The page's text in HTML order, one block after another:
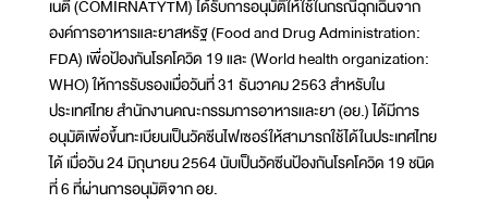
เนตี (COMIRNATYTM) ได้รับการอนุมัติให้ใช้ในกรณีฉุกเฉินจาก
องค์การอาหารและยาสหรัฐ (Food and Drug Administration:
FDA) เพื่อป้องกันโรคโควิด 19 และ (World health organization:
WHO) ให้การรับรองเมื่อวันที่ 31 ธันวาคม 2563 สำหรับใน
ประเทศไทย สำนักงานคณะกรรมการอาหารและยา (อย.) ได้มีการ
อนุมัติเพื่อขึ้นทะเบียนเป็นวัคซีนไฟเซอร์ให้สามารถใช้ได้ในประเทศไทย
ได้ เมื่อวัน 24 มิถุนายน 2564 นับเป็นวัคซีนป้องกันโรคโควิด 19 ชนิด
ที่ 6 ที่ผ่านการอนุมัติจาก อย.